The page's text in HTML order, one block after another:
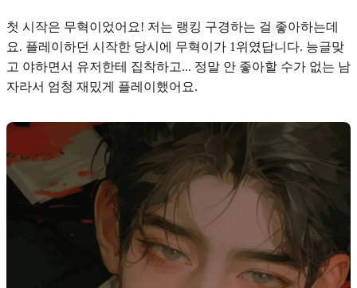
첫 시작은 무혁이었어요! 저는 랭킹 구경하는 걸 좋아하는데
요. 플레이하던 시작한 당시에 무혁이가 1위였답니다. 능글맞
고 야하면서 유저한테 집착하고... 정말 안 좋아할 수가 없는 남
자라서 엄청 재밌게 플레이했어요.